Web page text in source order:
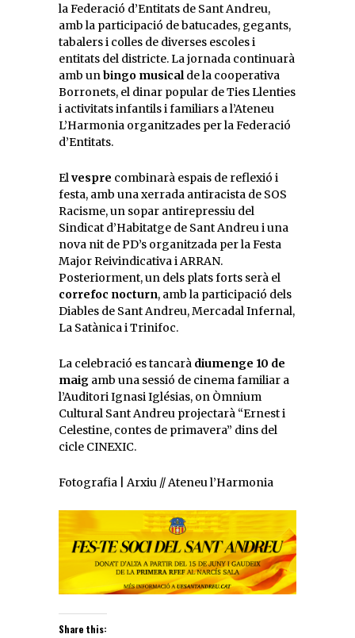
la Federació d’Entitats de Sant Andreu,
amb la participació de batucades, gegants,
tabalers i colles de diverses escoles i
entitats del districte. La jornada continuarà
amb unbingo musicalde la cooperativa
Borronets, el dinar popular de Ties Llenties
i activitats infantils i familiars a l’Ateneu
L’Harmonia organitzades per la Federació
d’Entitats.
Elvespre combinarà espais de reflexió i
festa, amb una xerrada antiracista de SOS
Racisme, un sopar antirepressiu del
Sindicat d’Habitatge de Sant Andreu i una
nova nit de PD’s organitzada per la Festa
Major Reivindicativa i ARRAN.
Posteriorment, un dels plats forts serà el
correfoc nocturn, amb la participació dels
Diables de Sant Andreu, Mercadal Infernal,
La Satànica i Trinifoc.
La celebració es tancarà diumenge 10 de
maig amb una sessió de cinema familiar a
l’Auditori Ignasi Iglésias, on Òmnium
Cultural Sant Andreu projectarà “Ernest i
Celestine, contes de primavera” dins del
cicle CINEXIC.
Fotografia | Arxiu // Ateneu l’Harmonia
Share this: